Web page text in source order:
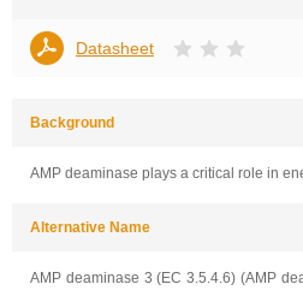
Datasheet
Background
AMP deaminase plays a critical role in
Alternative Name
AMP deaminase 3 (EC 3.5.4.6) (AMP